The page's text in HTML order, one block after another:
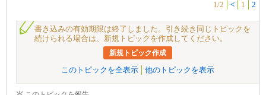
1/2
< 1 2
書き込みの有効期限は終了しました。引き続き同じトピックを
続けられる場合は、新規トピックを作成してください。
新規トピック作成
このトピックを全表示 他のトピックを表示